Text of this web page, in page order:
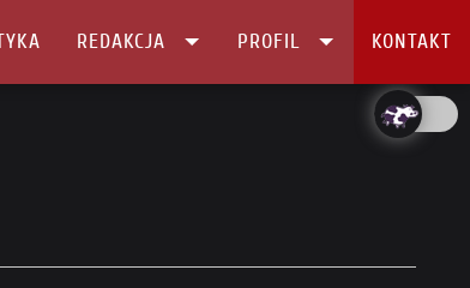
REDAKCJA PROFIL KONTAKT